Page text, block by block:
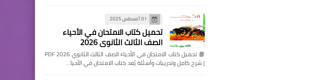
01 أغسطس 2025
تحميل كتاب الامتحان في الأحياء
الصف الثالث الثانوي 2026
📘 تحميل كتاب الامتحان في الأحياء الصف الثالث الثانوي 2026 PDF
| شرح كامل وتدريبات وأسئلة يُعد كتاب الامتحان في الأحيا…